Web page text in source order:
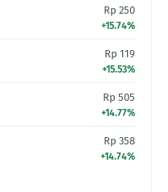
Rp 250
+15.74%
Rp 119
+15.53%
Rp 505
+14.77%
Rp 358
+14.74%